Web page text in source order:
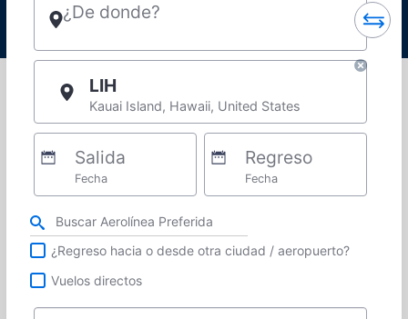
¿De donde?
LIH
Kauai Island, Hawaii, United States
Salida
Fecha
Regreso
Fecha
Refina tu búsqueda por aerolínea, ciudad o aeropuerto o vuelos directos
¿Regreso hacia o desde otra ciudad / aeropuerto?
Vuelos directos